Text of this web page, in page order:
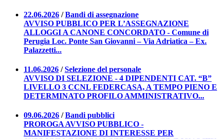
22.06.2026 /Bandi di assegnazione
AVVISO PUBBLICO PER L’ASSEGNAZIONE
ALLOGGI A CANONE CONCORDATO - Comune di
Perugia Loc. Ponte San Giovanni – Via Adriatica – Ex.
Palazzetti...
11.06.2026 /Selezione del personale
AVVISO DI SELEZIONE - 4 DIPENDENTI CAT. “B”
LIVELLO 3 CCNL FEDERCASA, A TEMPO PIENO E
DETERMINATO PROFILO AMMINISTRATIVO...
09.06.2026 /Bandi pubblici
PROROGA AVVISO PUBBLICO -
MANIFESTAZIONE DI INTERESSE PER